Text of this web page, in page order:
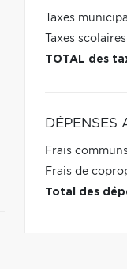
Taxes
Taxes scolaires
TOTAL des
DÉPENSES
Frais
Frais de
Total des